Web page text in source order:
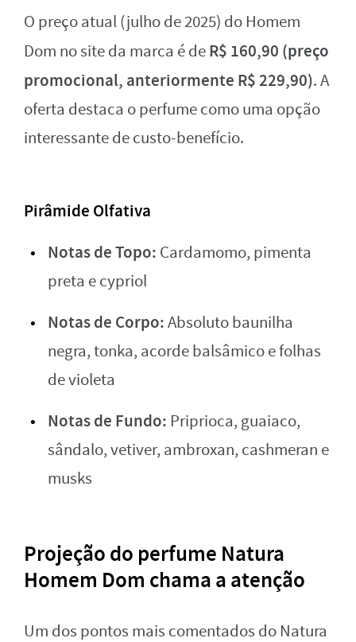
O preço atual (julho de 2025) do Homem
Dom no site da marca é deR$ 160,90 (preço
promocional, anteriormente R$ 229,90). A
oferta destaca o perfume como uma opção
interessante de custo-benefício.
Pirâmide Olfativa
Notas de Topo: Cardamomo, pimenta
preta e cypriol
Notas de Corpo:Absoluto baunilha
negra, tonka, acorde balsâmico e folhas
de violeta
Notas de Fundo: Priprioca, guaiaco,
sândalo, vetiver, ambroxan, cashmeran e
musks
Projeção do perfume Natura
Homem Dom chama a atenção
Um dos pontos mais comentados do Natura